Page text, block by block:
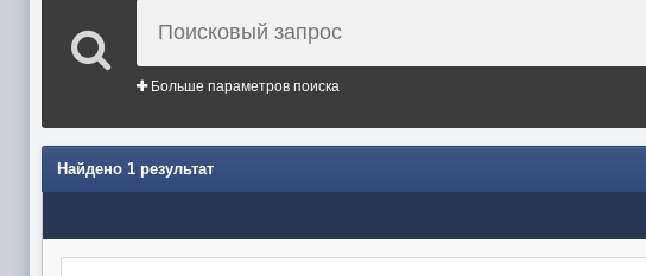
Больше параметров поиска
Найдено 1 результат